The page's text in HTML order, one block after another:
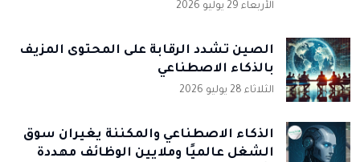
الأربعاء 29 يوليو 2026
الصين تشدد الرقابة على المحتوى المزيف
بالذكاء الاصطناعي
الثلاثاء 28 يوليو 2026
الذكاء الاصطناعي والمكننة يغيران سوق
الشغل عالميًا وملايين الوظائف مهددة